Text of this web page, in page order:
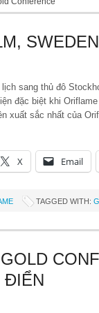
sang thủ đô
đặc biệt khi
xuất sắc nhất của
X Email
TAGGED WITH:
ĐIỂN